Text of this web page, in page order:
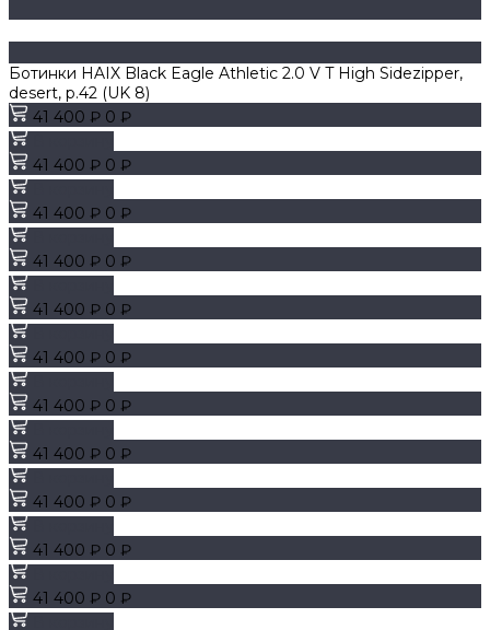
Ботинки HAIX Black Eagle Athletic 2.0 V T High Sidezipper,
desert, р.42 (UK 8)
41 400 ₽ 0 ₽
41 400 ₽ 0 ₽
41 400 ₽ 0 ₽
41 400 ₽ 0 ₽
41 400 ₽ 0 ₽
41 400 ₽ 0 ₽
41 400 ₽ 0 ₽
41 400 ₽ 0 ₽
41 400 ₽ 0 ₽
41 400 ₽ 0 ₽
41 400 ₽ 0 ₽